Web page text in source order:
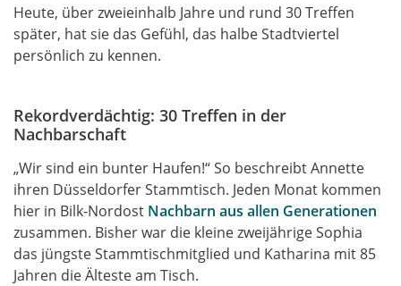
Heute, über zweieinhalb Jahre und rund 30 Treffen
später, hat sie das Gefühl, das halbe Stadtviertel
persönlich zu kennen.
Rekordverdächtig: 30 Treffen in der
Nachbarschaft
„Wir sind ein bunter Haufen!“ So beschreibt Annette
ihren Düsseldorfer Stammtisch. Jeden Monat kommen
hier in Bilk-Nordost Nachbarn aus allen Generationen
zusammen. Bisher war die kleine zweijährige Sophia
das jüngste Stammtischmitglied und Katharina mit 85
Jahren die Älteste am Tisch.